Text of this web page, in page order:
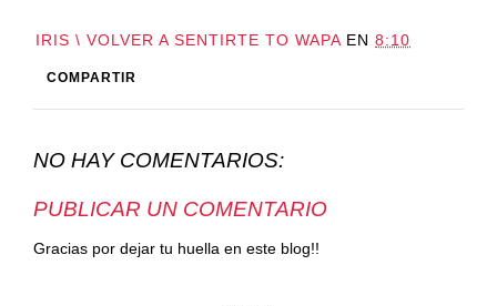
IRIS \ VOLVER A SENTIRTE TO WAPA EN 8:10
COMPARTIR
NO HAY COMENTARIOS:
PUBLICAR UN COMENTARIO
Gracias por dejar tu huella en este blog!!